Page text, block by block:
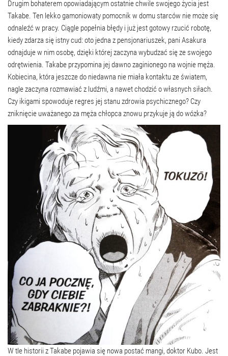
Drugim bohaterem opowiadającym ostatnie chwile swojego życia jest
Takabe. Ten lekko gamoniowaty pomocnik w domu starców nie może się
odnaleźć w pracy. Ciągle popełnia błędy i już jest gotowy rzucić robotę,
kiedy zdarza się istny cud: oto jedna z pensjonariuszek, pani Asakura
odnajduje w nim osobę, dzięki której zaczyna wybudzać się ze swojego
odrętwienia. Takabe przypomina jej dawno zaginionego na wojnie męża.
Kobiecina, która jeszcze do niedawna nie miała kontaktu ze światem,
nagle zaczyna rozmawiać z ludźmi, a nawet chodzić o własnych siłach.
Czy ikigami spowoduje regres jej stanu zdrowia psychicznego? Czy
zniknięcie uważanego za męża chłopca znowu przykuje ją do wózka?
W tle historii z Takabe pojawia się nowa postać mangi, doktor Kubo. Jest